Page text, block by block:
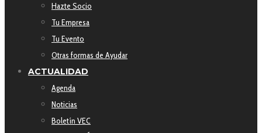
Hazte Socio
Tu Empresa
Tu Evento
Otras formas de Ayudar
ACTUALIDAD
Agenda
Noticias
Boletín VEC